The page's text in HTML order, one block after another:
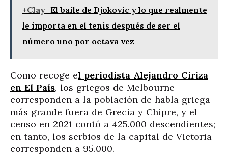
+Clay El baile de Djokovic y lo que realmente
le importa en el tenis después de ser el
número uno por octava vez
Como recoge el periodista Alejandro Ciriza
en El País, los griegos de Melbourne
corresponden a la población de habla griega
más grande fuera de Grecia y Chipre, y el
censo en 2021 contó a 425.000 descendientes;
en tanto, los serbios de la capital de Victoria
corresponden a 95.000.